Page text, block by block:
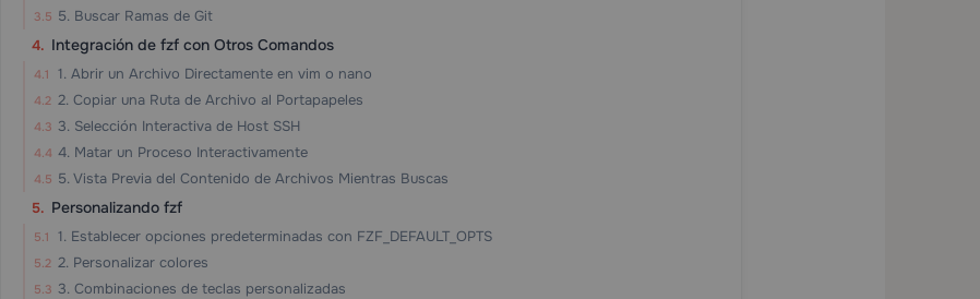
5. Buscar Ramas de Git
Integración de fzf con Otros Comandos
1. Abrir un Archivo Directamente en vim o nano
2. Copiar una Ruta de Archivo al Portapapeles
3. Selección Interactiva de Host SSH
4. Matar un Proceso Interactivamente
5. Vista Previa del Contenido de Archivos Mientras Buscas
Personalizando fzf
1. Establecer opciones predeterminadas con FZF_DEFAULT_OPTS
2. Personalizar colores
3. Combinaciones de teclas personalizadas